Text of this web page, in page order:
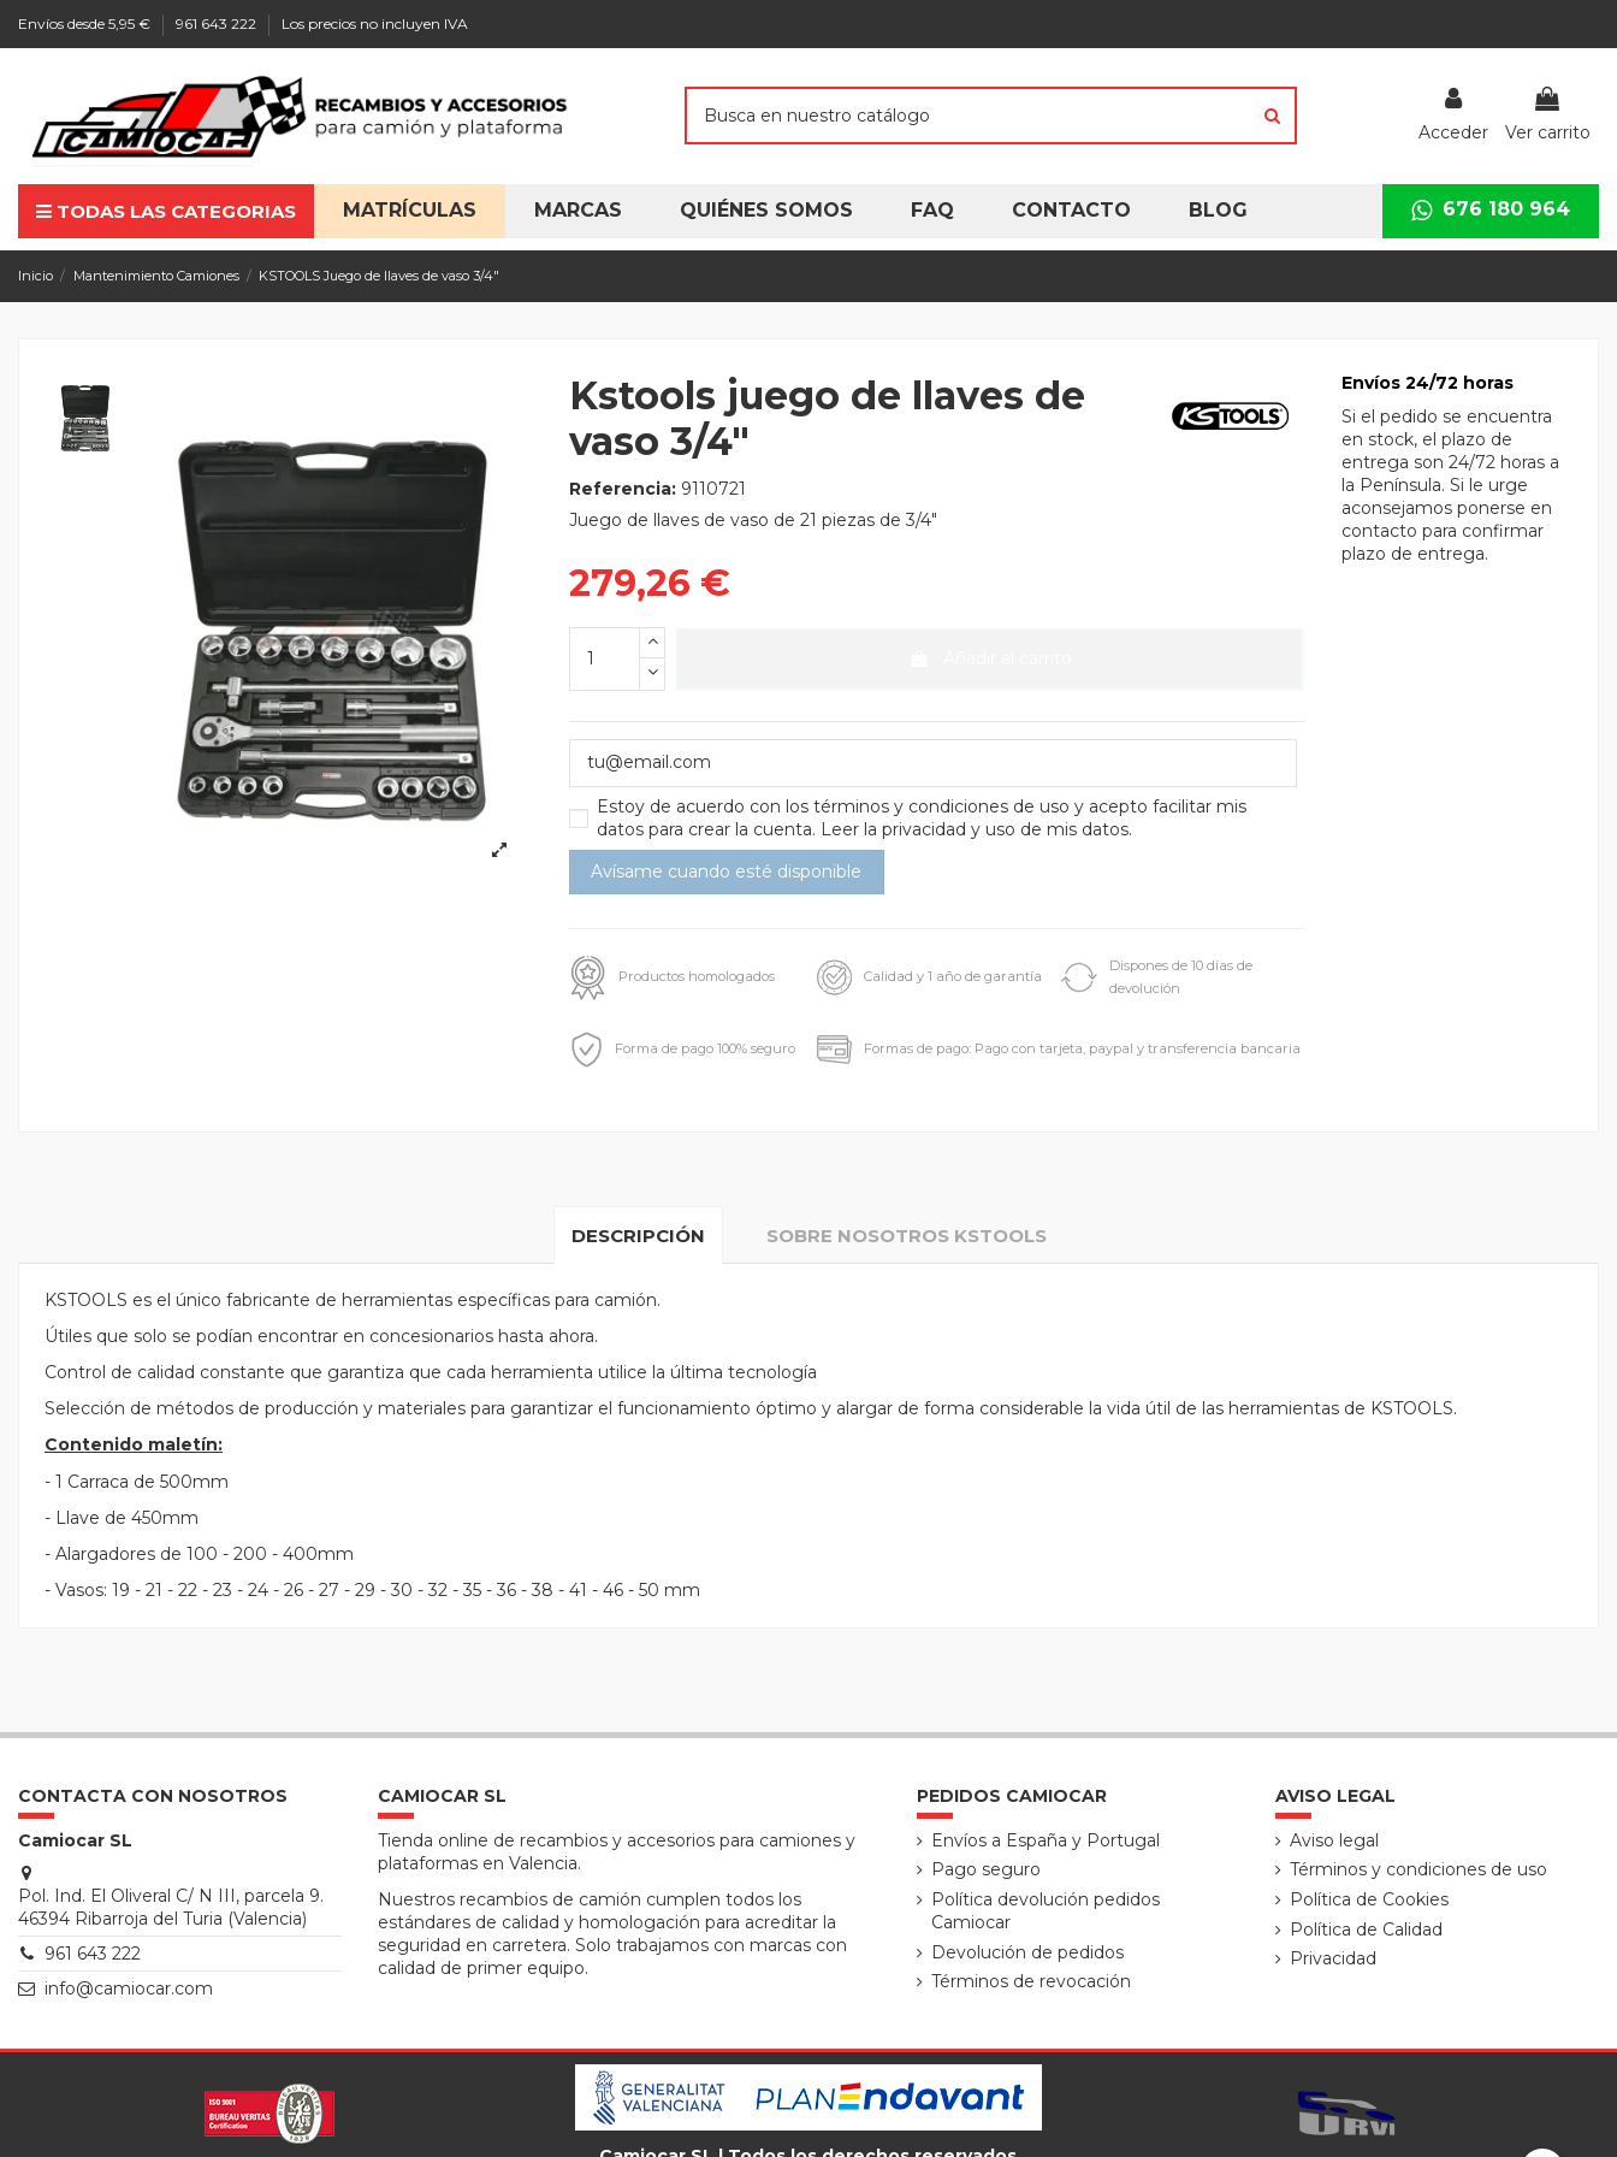
Envíos desde 5,95 € 961 643 222 Los precios no incluyen IVA
Acceder Ver carrito
TODAS LAS CATEGORIAS MATRÍCULAS MARCAS QUIÉNES SOMOS FAQ CONTACTO BLOG 676 180 964
Inicio Mantenimiento Camiones KSTOOLS Juego de llaves de vaso 3/4"
Kstools juego de llaves de
vaso 3/4"
Referencia: 9110721
Juego de llaves de vaso de 21 piezas de 3/4"
279,26 €
Estoy de acuerdo con los términos y condiciones de uso y acepto facilitar mis
datos para crear la cuenta. Leer la privacidad y uso de mis datos.
Productos homologados Calidad y 1 año de garantía
Dispones de 10 días de
devolución
Forma de pago 100% seguro Formas de pago: Pago con tarjeta, paypal y transferencia bancaria
Envíos 24/72 horas
Si el pedido se encuentra
en stock, el plazo de
entrega son 24/72 horas a
la Península. Si le urge
aconsejamos ponerse en
contacto para confirmar
plazo de entrega.
DESCRIPCIÓN SOBRE NOSOTROS KSTOOLS
KSTOOLS es el único fabricante de herramientas específicas para camión.
Útiles que solo se podían encontrar en concesionarios hasta ahora.
Control de calidad constante que garantiza que cada herramienta utilice la última tecnología
Selección de métodos de producción y materiales para garantizar el funcionamiento óptimo y alargar de forma considerable la vida útil de las herramientas de KSTOOLS.
Contenido maletín:
- 1 Carraca de 500mm
- Llave de 450mm
- Alargadores de 100 - 200 - 400mm
- Vasos: 19 - 21 - 22 - 23 - 24 - 26 - 27 - 29 - 30 - 32 - 35 - 36 - 38 - 41 - 46 - 50 mm
CONTACTA CON NOSOTROS
Camiocar SL
Pol. Ind. El Oliveral C/ N III, parcela 9.
46394 Ribarroja del Turia (Valencia)
961 643 222
info@camiocar.com
CAMIOCAR SL
Tienda online de recambios y accesorios para camiones y
plataformas en Valencia.
Nuestros recambios de camión cumplen todos los
estándares de calidad y homologación para acreditar la
seguridad en carretera. Solo trabajamos con marcas con
calidad de primer equipo.
PEDIDOS CAMIOCAR
Envíos a España y Portugal
Pago seguro
Política devolución pedidos
Camiocar
Devolución de pedidos
Términos de revocación
AVISO LEGAL
Aviso legal
Términos y condiciones de uso
Política de Cookies
Política de Calidad
Privacidad